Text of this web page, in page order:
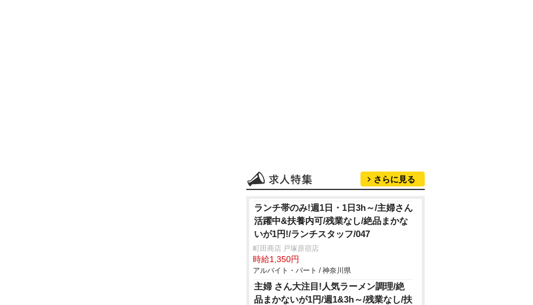
さらに見る
ランチ帯のみ!週1日・1日3h～/主婦さん
活躍中&扶養内可/残業なし/絶品まかな
いが1円!/ランチスタッフ/047
町田商店 戸塚原宿店
時給1,350円
アルバイト・パート / 神奈川県
主婦 さん大注目!人気ラーメン調理/絶
品まかないが1円/週1&3h～/残業なし/扶